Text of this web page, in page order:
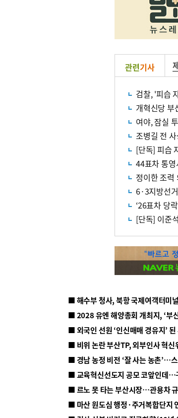
관련기사
검찰, '피습
개혁신당 부
여야, 잠실
조병길 전
[단독] 피습
44표차 통
정이한 조력
6·3지방선
‘26표차 당
[단독] 이준
■ 해수부 청사, 북항 국제여객터미
■ 2028 유엔 해양총회 개최지, ‘부
■ 외국인 선원 ‘인신매매 경유지’
■ 비위 논란 부산TP, 외부인사 혁신
■ 르노 못 타는 부산시장…관용차
■ 마산 원도심 행정·주거복합단지